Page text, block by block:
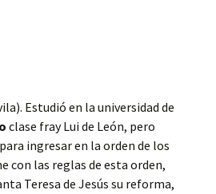
Estudió en la universidad de
clase fray Lui de León, pero
ingresar en la orden de los
con las reglas de esta orden,
Teresa de Jesús su reforma,